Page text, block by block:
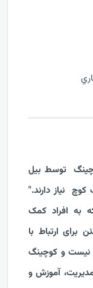
توسط بیل
نیاز دارند."
به افراد کمک
برای ارتباط با
نیست و کوچینگ
آموزش و